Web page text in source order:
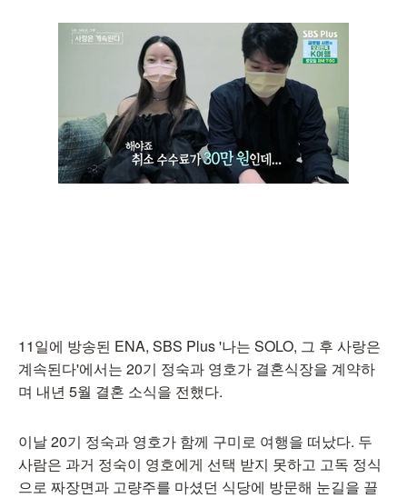
11일에 방송된 ENA, SBS Plus '나는 SOLO, 그 후 사랑은
계속된다'에서는 20기 정숙과 영호가 결혼식장을 계약하
며 내년 5월 결혼 소식을 전했다.
이날 20기 정숙과 영호가 함께 구미로 여행을 떠났다. 두
사람은 과거 정숙이 영호에게 선택 받지 못하고 고독 정식
으로 짜장면과 고량주를 마셨던 식당에 방문해 눈길을 끌